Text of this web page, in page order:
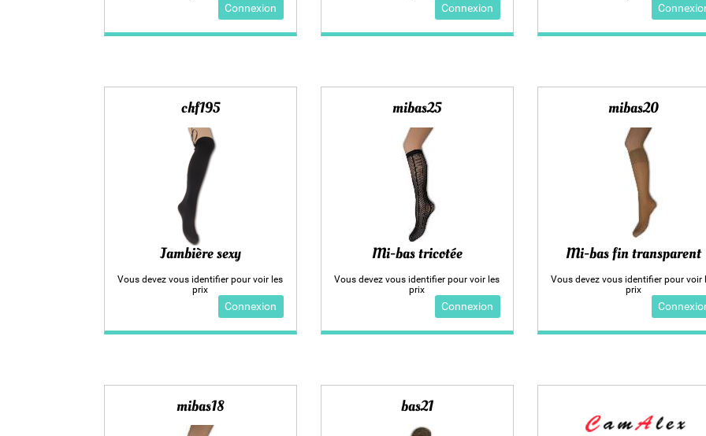
Connexion Connexion
chf195
Jambière sexy
Vous devez vous identifier pour voir les
prix
Connexion
mibas25
Mi-bas tricotée
Vous devez vous identifier pour voir les
prix
Connexion
mibas20
Mi-bas fin transparent
Vous devez vous identifier pour voir
prix
mibas18 bas21